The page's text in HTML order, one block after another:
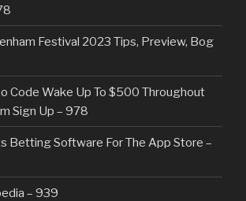
Festival 2023 Tips, Preview, Bog
Code Wake Up To $500 Throughout
Sign Up – 978
Betting Software For The App Store –
– 939